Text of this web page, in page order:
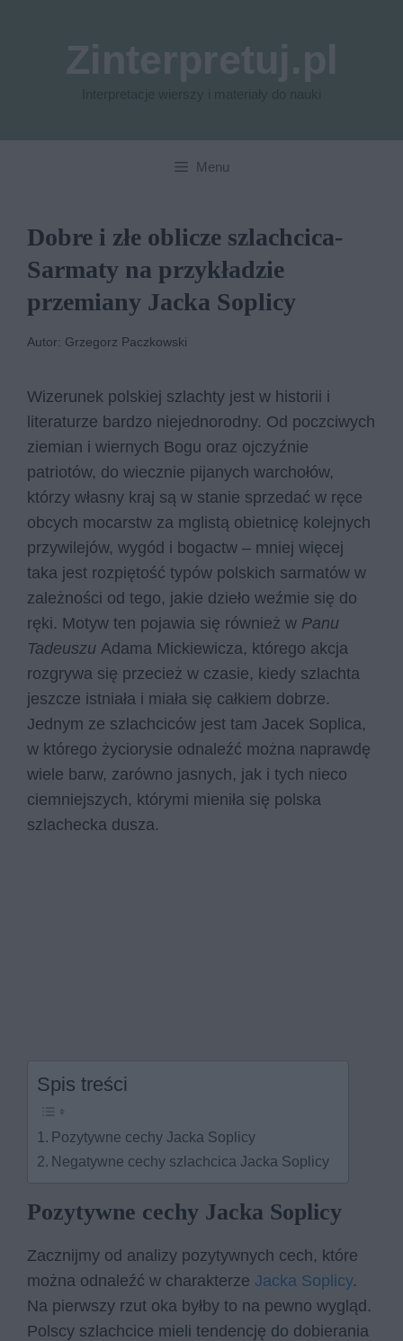
Menu
Dobre i złe oblicze szlachcica-
Sarmaty na przykładzie
przemiany Jacka Soplicy
Autor: Grzegorz Paczkowski
Wizerunek polskiej szlachty jest w historii i
literaturze bardzo niejednorodny. Od poczciwych
ziemian i wiernych Bogu oraz ojczyźnie
patriotów, do wiecznie pijanych warchołów,
którzy własny kraj są w stanie sprzedać w ręce
obcych mocarstw za mglistą obietnicę kolejnych
przywilejów, wygód i bogactw – mniej więcej
taka jest rozpiętość typów polskich sarmatów w
zależności od tego, jakie dzieło weźmie się do
ręki. Motyw ten pojawia się również w Panu
Tadeuszu Adama Mickiewicza, którego akcja
rozgrywa się przecież w czasie, kiedy szlachta
jeszcze istniała i miała się całkiem dobrze.
Jednym ze szlachciców jest tam Jacek Soplica,
w którego życiorysie odnaleźć można naprawdę
wiele barw, zarówno jasnych, jak i tych nieco
ciemniejszych, którymi mieniła się polska
szlachecka dusza.
Spis treści
Pozytywne cechy Jacka Soplicy
Negatywne cechy szlachcica Jacka Soplicy
Pozytywne cechy Jacka Soplicy
Zacznijmy od analizy pozytywnych cech, które
można odnaleźć w charakterze Jacka Soplicy.
Na pierwszy rzut oka byłby to na pewno wygląd.
Polscy szlachcice mieli tendencję do dobierania